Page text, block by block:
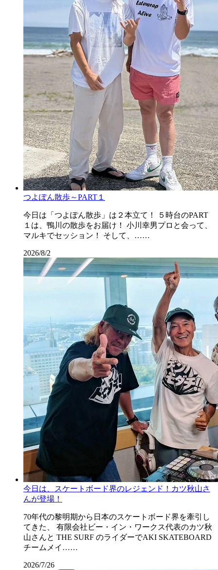
つよぽん散歩～PART１
今日は「つよぽん散歩」は２本立て！ ５時台のPART
１は、鴨川の散歩をお届け！ 小川幸男プロと会って、
マルキでセッション！ そして、……
2026/8/2
今日は、スケートボード界のレジェンド！カツ秋山さ
んが登場！
70年代の黎明期から日本のスケートボード界を牽引し
てきた、 有限会社ビー・イン・ワークス代表のカツ秋
山さんと THE SURF のライダーでAKI SKATEBOARD
チームメイ……
2026/7/26